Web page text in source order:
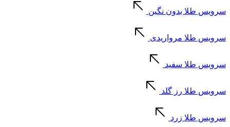
سرویس طلا بدون نگین
سرویس طلا مرواریدی
سرویس طلا سفید
سرویس طلا رز گلد
سرویس طلا زرد